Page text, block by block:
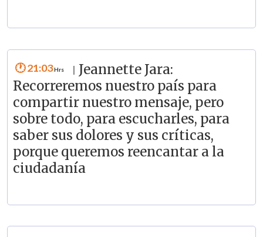
21:03
Jeannette Jara:
Recorreremos nuestro país para
compartir nuestro mensaje, pero
sobre todo, para escucharles, para
saber sus dolores y sus críticas,
porque queremos reencantar a la
ciudadanía